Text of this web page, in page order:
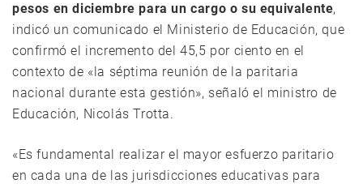
pesos en diciembre para un cargo o su equivalente,
indicó un comunicado el Ministerio de Educación, que
confirmó el incremento del 45,5 por ciento en el
contexto de «la séptima reunión de la paritaria
nacional durante esta gestión», señaló el ministro de
Educación, Nicolás Trotta.
«Es fundamental realizar el mayor esfuerzo paritario
en cada una de las jurisdicciones educativas para